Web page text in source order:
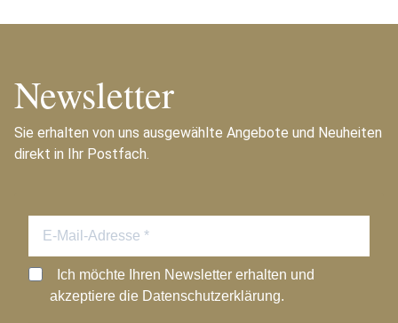
Newsletter
Sie erhalten von uns ausgewählte Angebote und Neuheiten
direkt in Ihr Postfach.
Ich möchte Ihren Newsletter erhalten und
akzeptiere die Datenschutzerklärung.